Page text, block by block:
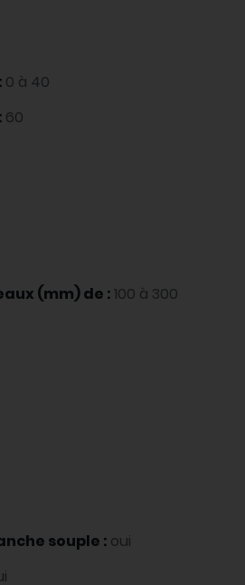
0 à 40
60
(mm) de :100 à 300
souple : oui